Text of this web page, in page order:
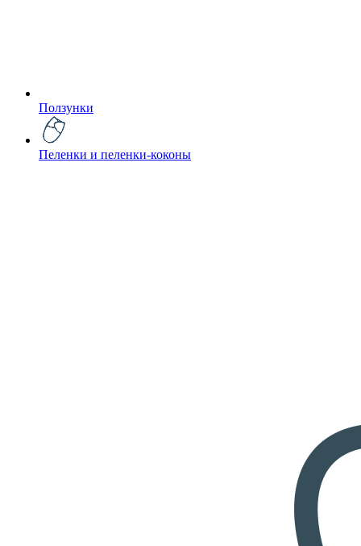
Ползунки
Пеленки и пеленки-коконы